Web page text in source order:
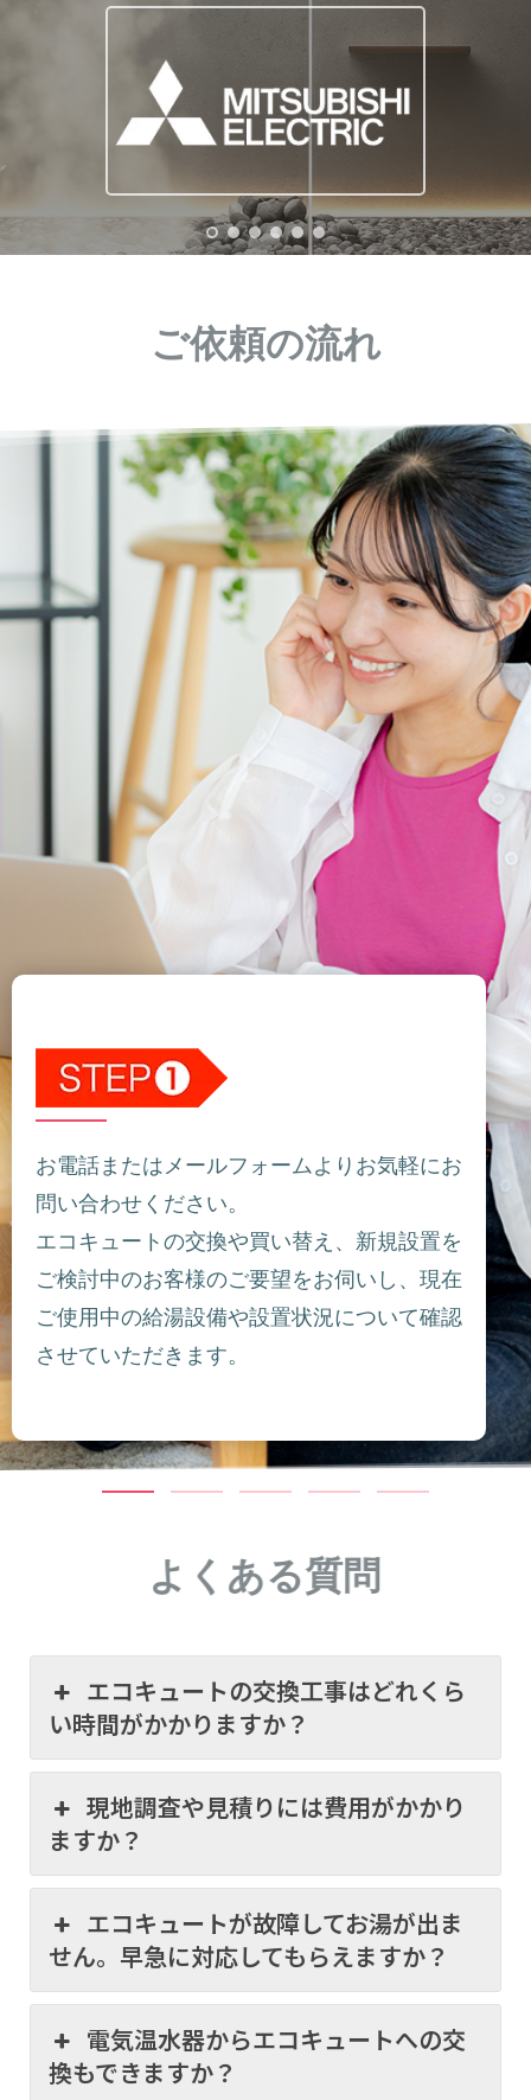
ご依頼の流れ
お電話またはメールフォームよりお気軽にお
問い合わせください。
エコキュートの交換や買い替え、新規設置を
ご検討中のお客様のご要望をお伺いし、現在
ご使用中の給湯設備や設置状況について確認
させていただきます。
よくある質問
エコキュートの交換工事はどれくら
い時間がかかりますか？
現地調査や見積りには費用がかかり
ますか？
エコキュートが故障してお湯が出ま
せん。早急に対応してもらえますか？
電気温水器からエコキュートへの交
換もできますか？